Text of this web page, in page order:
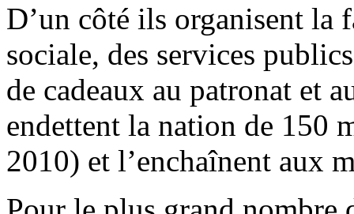
D’un côté ils organisent la
sociale, des services
de cadeaux au patronat et
endettent la nation de 150
2010) et l’enchaînent aux